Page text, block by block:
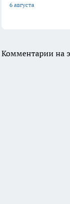
6 августа
Комментарии на